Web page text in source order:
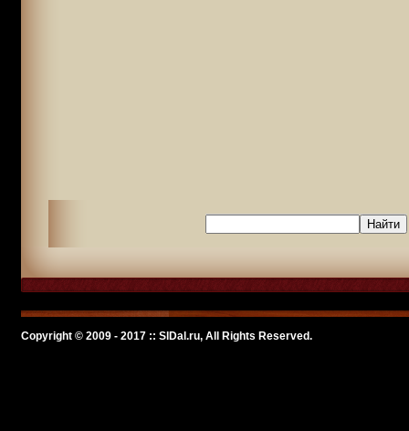
Copyright © 2009 - 2017 :: SlDal.ru, All Rights Reserved.